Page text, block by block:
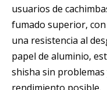
usuarios de
fumado superior,
una resistencia al
papel de aluminio,
shisha sin